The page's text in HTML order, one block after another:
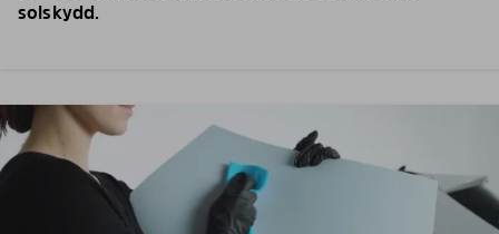
solskydd.